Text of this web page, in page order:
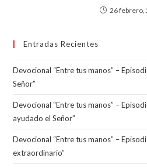
26 febrero,
Entradas Recientes
Devocional “Entre tus manos” –
Señor”
Devocional “Entre tus manos” –
ayudado el Señor”
Devocional “Entre tus manos” –
extraordinario”